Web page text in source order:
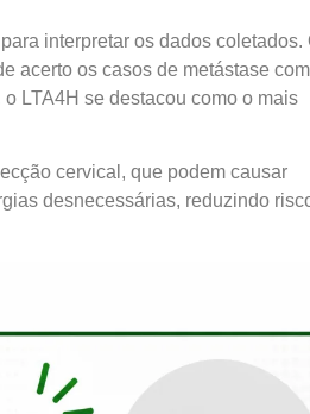
interpretar os dados coletados.
acerto os casos de metástase com
LTA4H se destacou como o mais
cervical, que podem causar
desnecessárias, reduzindo